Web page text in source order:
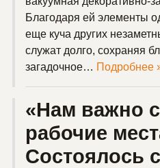
Благодаря ей элементы
еще куча других
служат долго, сохраняя
загадочное… Подробнее
«Нам важно
рабочие
Состоялось